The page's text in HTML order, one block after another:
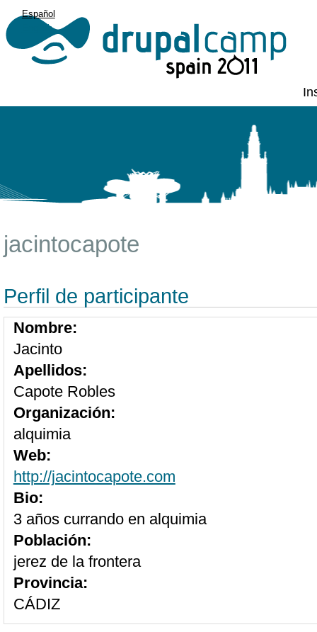
Español
English
jacintocapote
Perfil de participante
Nombre:
Jacinto
Apellidos:
Capote Robles
Organización:
alquimia
Web:
http://jacintocapote.com
Bio:
3 años currando en alquimia
Población:
jerez de la frontera
Provincia:
CÁDIZ